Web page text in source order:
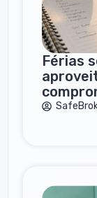
Férias